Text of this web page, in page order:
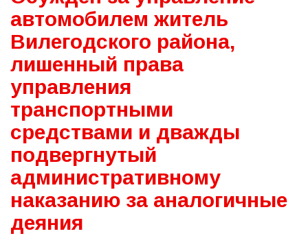
автомобилем житель
Вилегодского района,
лишенный права
управления
транспортными
средствами и дважды
подвергнутый
административному
наказанию за аналогичные
деяния